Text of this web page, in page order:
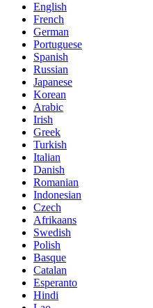
English
French
German
Portuguese
Spanish
Russian
Japanese
Korean
Arabic
Irish
Greek
Turkish
Italian
Danish
Romanian
Indonesian
Czech
Afrikaans
Swedish
Polish
Basque
Catalan
Esperanto
Hindi